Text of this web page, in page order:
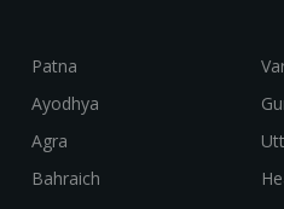
Patna
Ayodhya
Agra
Bahraich